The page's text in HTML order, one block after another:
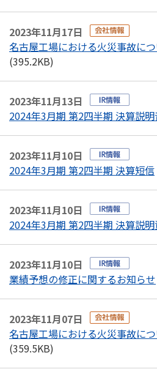
2023年11月17日
名古屋工場における火災事故につ
(395.2KB)
2023年11月13日
2024年3月期 第2四半期 決算説
2023年11月10日
2024年3月期 第2四半期 決算短信
2023年11月10日
2024年3月期 第2四半期 決算説明
2023年11月10日
業績予想の修正に関するお知らせ
2023年11月07日
名古屋工場における火災事故につ
(359.5KB)